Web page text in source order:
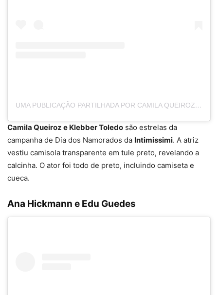
UMA PUBLICAÇÃO PARTILHADA POR CAMILA QUEIROZ (@CAMILAQUEIROZ)
Camila Queiroz e Klebber Toledo são estrelas da
campanha de Dia dos Namorados da Intimissimi. A atriz
vestiu camisola transparente em tule preto, revelando a
calcinha. O ator foi todo de preto, incluindo camiseta e
cueca.
Ana Hickmann e Edu Guedes